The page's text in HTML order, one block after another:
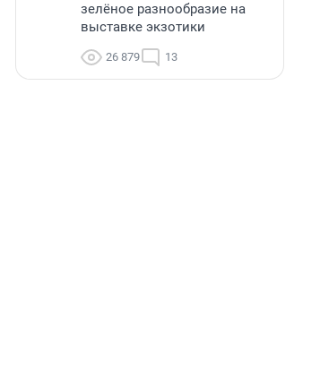
зелёное разнообразие на
выставке экзотики
26 879 13